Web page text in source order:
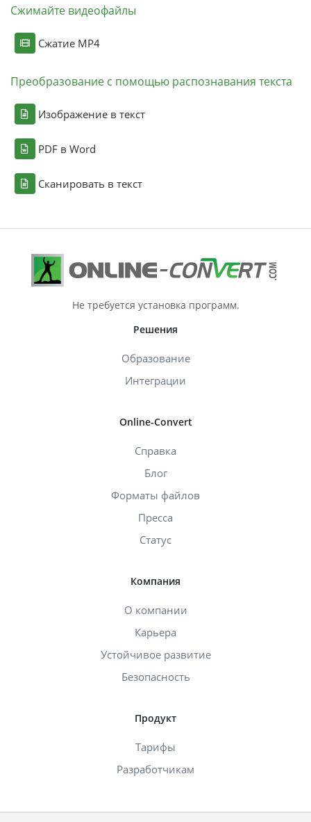
Сжимайте видеофайлы
Сжатие MP4
Преобразование с помощью распознавания текста
Изображение в текст
PDF в Word
Сканировать в текст
Не требуется установка программ.
Решения
Образование
Интеграции
Online-Convert
Справка
Блог
Форматы файлов
Пресса
Статус
Компания
О компании
Карьера
Устойчивое развитие
Безопасность
Продукт
Тарифы
Разработчикам